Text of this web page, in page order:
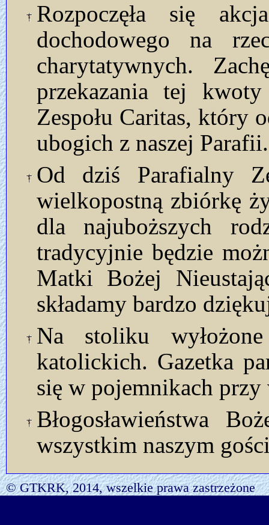
Rozpoczęła się
dochodowego na
charytatywnych.
przekazania tej
Zespołu Caritas, który
ubogich z naszej Parafii.
Od dziś Parafialny
wielkopostną zbiórkę
dla najuboższych
tradycyjnie będzie
Matki Bożej
składamy bardzo
Na stoliku
katolickich. Gazetka
się w pojemnikach przy
Błogosławieństwa
wszystkim naszym
© GTKRK, 2014, wszelkie prawa zastrzeżone